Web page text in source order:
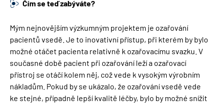
Čím se teď zabýváte?
Mým nejnovějším výzkumným projektem je ozařování
pacientů vsedě. Je to inovativní přístup, při kterém by bylo
možné otáčet pacienta relativně k ozařovacímu svazku. V
současné době pacient při ozařování leží a ozařovací
přístroj se otáčí kolem něj, což vede k vysokým výrobním
nákladům. Pokud by se ukázalo, že ozařování vsedě vede
ke stejné, případně lepší kvalitě léčby, bylo by možné snížit